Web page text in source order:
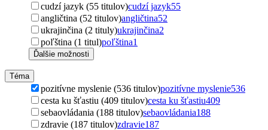
cudzí jazyk (55 titulov)cudzí jazyk55
angličtina (52 titulov)angličtina52
ukrajinčina (2 tituly)ukrajinčina2
poľština (1 titul)poľština1
Ďalšie možnosti
Téma
pozitívne myslenie (536 titulov)pozitívne myslenie536
cesta ku šťastiu (409 titulov)cesta ku šťastiu409
sebaovládania (188 titulov)sebaovládania188
zdravie (187 titulov)zdravie187